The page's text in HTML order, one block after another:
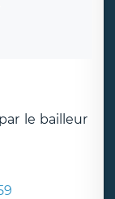
le bailleur